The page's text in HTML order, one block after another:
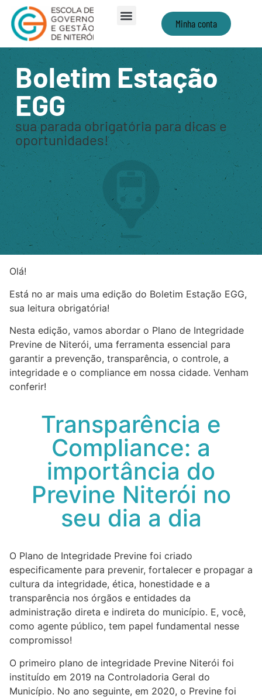
Minha conta
Boletim Estação
EGG
sua parada obrigatória para dicas e
oportunidades!
Olá!
Está no ar mais uma edição do Boletim Estação EGG,
sua leitura obrigatória!
Nesta edição, vamos abordar o Plano de Integridade
Previne de Niterói, uma ferramenta essencial para
garantir a prevenção, transparência, o controle, a
integridade e o compliance em nossa cidade. Venham
conferir!
Transparência e
Compliance: a
importância do
Previne Niterói no
seu dia a dia
O Plano de Integridade Previne foi criado
especificamente para prevenir, fortalecer e propagar a
cultura da integridade, ética, honestidade e a
transparência nos órgãos e entidades da
administração direta e indireta do município. E, você,
como agente público, tem papel fundamental nesse
compromisso!
O primeiro plano de integridade Previne Niterói foi
instituído em 2019 na Controladoria Geral do
Município. No ano seguinte, em 2020, o Previne foi